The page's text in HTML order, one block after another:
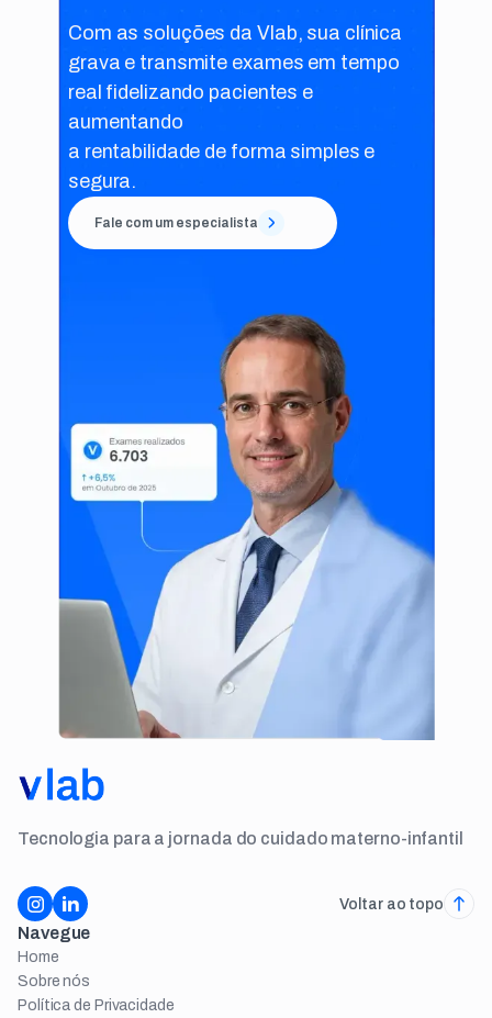
Com as soluções da Vlab, sua clínica
grava e transmite exames em tempo
real fidelizando pacientes e
aumentando
a rentabilidade de forma simples e
segura.
Fale com um especialista
Tecnologia para a jornada do cuidado materno-infantil
Voltar ao topo
Navegue
Home
Sobre nós
Política de Privacidade